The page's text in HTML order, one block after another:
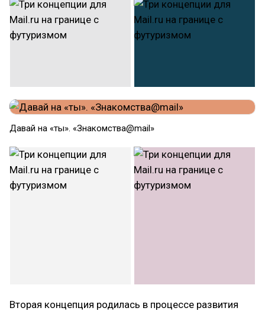
Давай на «ты». «Знакомства@mail»
Вторая концепция родилась в процессе развития